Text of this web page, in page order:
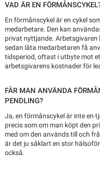
VAD ÄR EN
En förmånscykel är en cykel
medarbetare. Den kan
privat nyttjande. Arbetsgivaren
sedan låta medarbetaren få
tidsperiod, oftast i utbyte mot
arbetsgivarens kostnader för
FÅR MAN ANVÄNDA
PENDLING?
Ja, en förmånscykel är inte en
precis som om man köpt den
med om den används till och
är det ju såklart en stor
också.